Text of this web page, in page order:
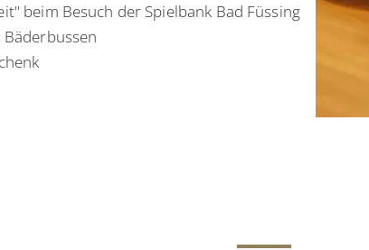
beim Besuch der Spielbank Bad Füssing